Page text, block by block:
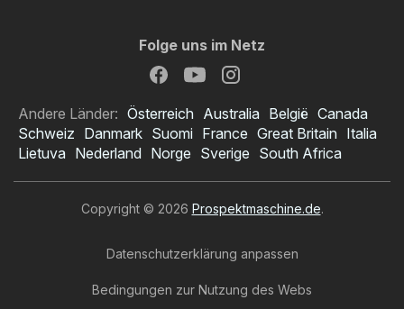
Folge uns im Netz
Andere Länder: Österreich Australia België Canada
Schweiz Danmark Suomi France Great Britain Italia
Lietuva Nederland Norge Sverige South Africa
Copyright © 2026 Prospektmaschine.de.
Datenschutzerklärung anpassen
Bedingungen zur Nutzung des Webs